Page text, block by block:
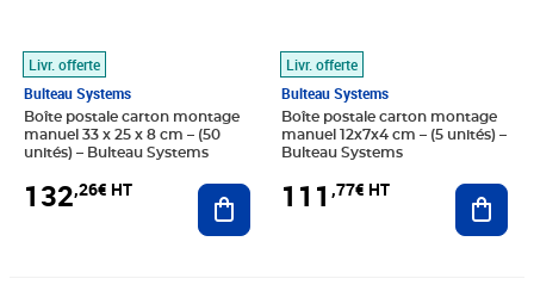
Livr. offerte
Bulteau Systems
Boîte postale carton montage
manuel 33 x 25 x 8 cm – (50
unités) – Bulteau Systems
132,26€ HT Ajouter au panier
Livr. offerte
Bulteau Systems
Boîte postale carton montage
manuel 12x7x4 cm – (5 unités) –
Bulteau Systems
111 ,77€ HT